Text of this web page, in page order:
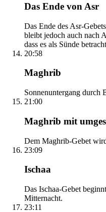
Das Ende von Asr
Das Ende des Asr-
bleibt jedoch auch nach
dass es als Sünde
20:58
Maghrib
Sonnenuntergang durch
21:00
Maghrib mit
Dem Maghrib-Gebet
23:09
Ischaa
Das Ischaa-Gebet
Mitternacht.
23:11